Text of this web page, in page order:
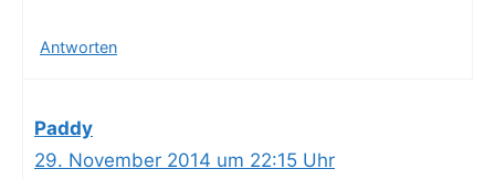
Antworten
Paddy
29. November 2014 um 22:15 Uhr